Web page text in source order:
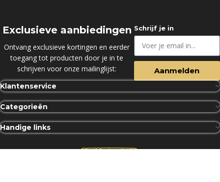
Exclusieve aanbiedingen
Ontvang exclusieve kortingen en eerder
toegang tot producten door je in te
schrijven voor onze mailinglijst:
Schrijf je in
Aanmelden
Klantenservice
Categorieën
Handige links